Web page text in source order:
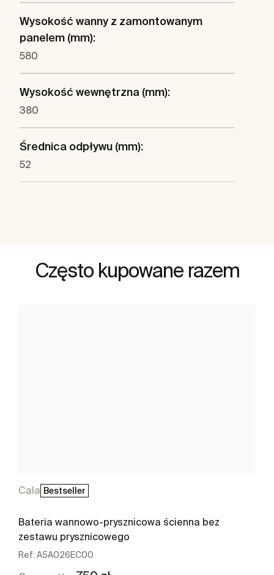
Wysokość wanny z zamontowanym
panelem (mm):
580
Wysokość wewnętrzna (mm):
380
Średnica odpływu (mm):
52
Często kupowane razem
Cala Bestseller
Bateria wannowo-prysznicowa ścienna bez
zestawu prysznicowego
Ref: A5A026EC00